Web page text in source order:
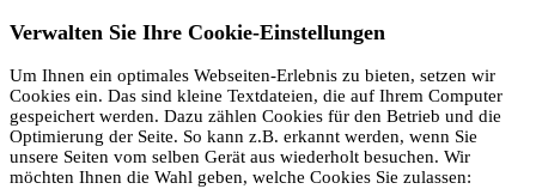
Verwalten Sie Ihre Cookie-Einstellungen
Um Ihnen ein optimales Webseiten-Erlebnis zu bieten, setzen wir
Cookies ein. Das sind kleine Textdateien, die auf Ihrem Computer
gespeichert werden. Dazu zählen Cookies für den Betrieb und die
Optimierung der Seite. So kann z.B. erkannt werden, wenn Sie
unsere Seiten vom selben Gerät aus wiederholt besuchen. Wir
möchten Ihnen die Wahl geben, welche Cookies Sie zulassen: